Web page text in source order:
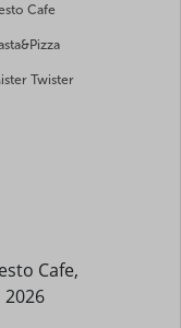
Cafe
Twister
Cafe,
2026